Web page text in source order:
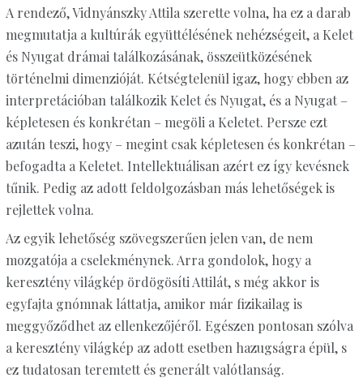
A rendező, Vidnyánszky Attila szerette volna, ha ez a darab
megmutatja a kultúrák együttélésének nehézségeit, a Kelet
és Nyugat drámai találkozásának, összeütközésének
történelmi dimenzióját. Kétségtelenül igaz, hogy ebben az
interpretációban találkozik Kelet és Nyugat, és a Nyugat –
képletesen és konkrétan – megöli a Keletet. Persze ezt
azután teszi, hogy – megint csak képletesen és konkrétan –
befogadta a Keletet. Intellektuálisan azért ez így kevésnek
tűnik. Pedig az adott feldolgozásban más lehetőségek is
rejlettek volna.
Az egyik lehetőség szövegszerűen jelen van, de nem
mozgatója a cselekménynek. Arra gondolok, hogy a
keresztény világkép ördögösíti Attilát, s még akkor is
egyfajta gnómnak láttatja, amikor már fizikailag is
meggyőződhet az ellenkezőjéről. Egészen pontosan szólva
a keresztény világkép az adott esetben hazugságra épül, s
ez tudatosan teremtett és generált valótlanság.